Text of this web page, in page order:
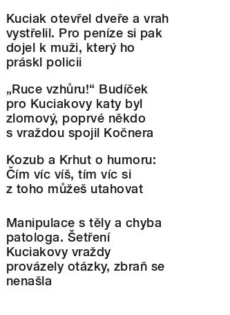
Kuciak otevřel dveře a vrah
vystřelil. Pro peníze si pak
dojel k muži, který ho
práskl policii
„Ruce vzhůru!“ Budíček
pro Kuciakovy katy byl
zlomový, poprvé někdo
s vraždou spojil Kočnera
Kozub a Krhut o humoru:
Čím víc víš, tím víc si
z toho můžeš utahovat
Manipulace s těly a chyba
patologa. Šetření
Kuciakovy vraždy
provázely otázky, zbraň se
nenašla